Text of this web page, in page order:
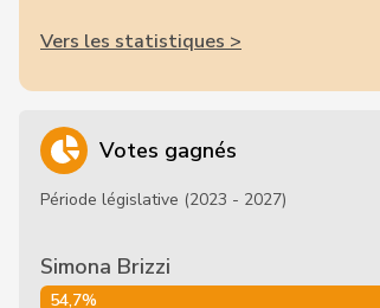
Vers les statistiques >
Votes gagnés
Période législative (2023 - 2027)
Simona Brizzi
54,7%